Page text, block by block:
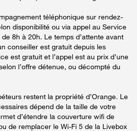
téléphonique sur rendez-
disponibilité ou via appel au Service
8h à 20h. Le temps d’attente avant
conseiller est gratuit depuis les
est gratuit et l’appel est au prix d’une
l’offre détenue, ou décompté du
restent la propriété d’Orange. Le
dépend de la taille de votre
d’étendre la couverture wifi de
de remplacer le Wi-Fi 5 de la Livebox